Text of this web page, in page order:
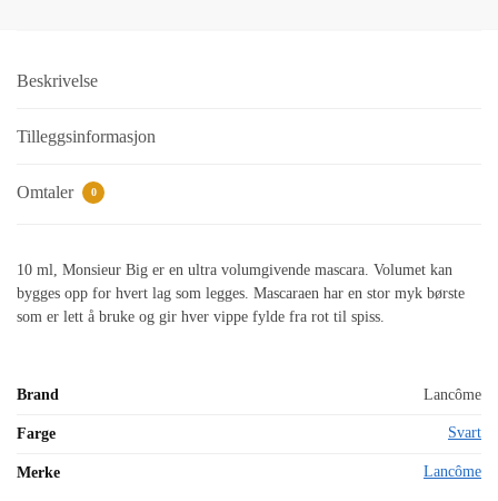
Beskrivelse
Tilleggsinformasjon
Omtaler 0
10 ml, Monsieur Big er en ultra volumgivende mascara. Volumet kan
bygges opp for hvert lag som legges. Mascaraen har en stor myk børste
som er lett å bruke og gir hver vippe fylde fra rot til spiss.
Brand Lancôme
Farge Svart
Merke Lancôme